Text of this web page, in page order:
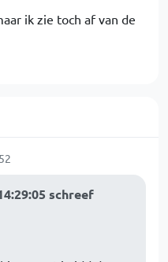
ik zie toch af van de
schreef